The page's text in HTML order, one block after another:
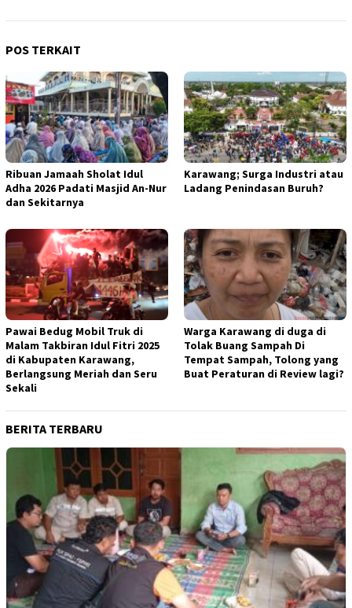
POS TERKAIT
Ribuan Jamaah Sholat Idul
Adha 2026 Padati Masjid An-Nur
dan Sekitarnya
Karawang; Surga Industri atau
Ladang Penindasan Buruh?
Pawai Bedug Mobil Truk di
Malam Takbiran Idul Fitri 2025
di Kabupaten Karawang,
Berlangsung Meriah dan Seru
Sekali
Warga Karawang di duga di
Tolak Buang Sampah Di
Tempat Sampah, Tolong yang
Buat Peraturan di Review lagi?
BERITA TERBARU